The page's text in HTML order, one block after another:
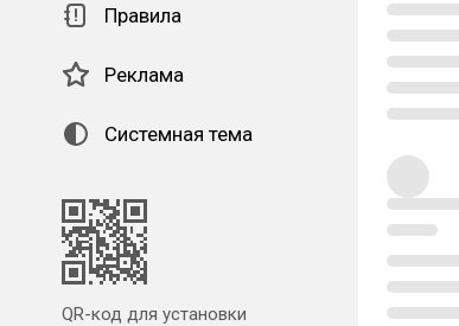
Правила
Реклама
Системная тема
QR-код для установки